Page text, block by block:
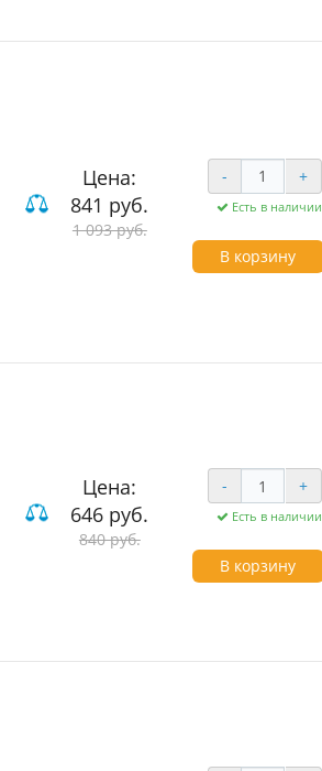
Цена:
841 руб.
1 093 руб.
- +
Есть в наличии
В корзину
и компьютерные
Цена:
646 руб.
840 руб.
- +
Есть в наличии
В корзину